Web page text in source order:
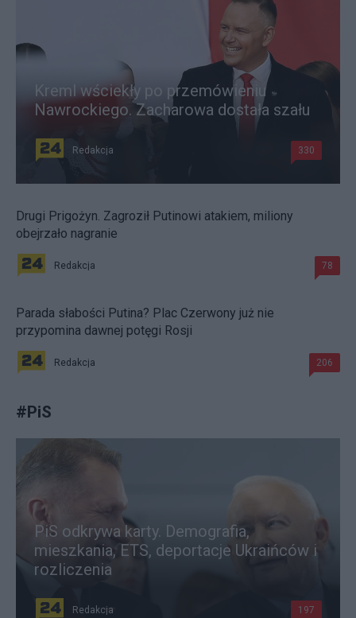
Kreml wściekły po przemówieniu
Nawrockiego. Zacharowa dostała szału
Redakcja 330
Drugi Prigożyn. Zagroził Putinowi atakiem, miliony
obejrzało nagranie
Redakcja 78
Parada słabości Putina? Plac Czerwony już nie
przypomina dawnej potęgi Rosji
Redakcja 206
#PiS
PiS odkrywa karty. Demografia,
mieszkania, ETS, deportacje Ukraińców i
rozliczenia
Redakcja 197